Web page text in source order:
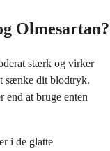
Olmesartan?
stærk og virker
sænke dit blodtryk.
end at bruge enten
i de glatte